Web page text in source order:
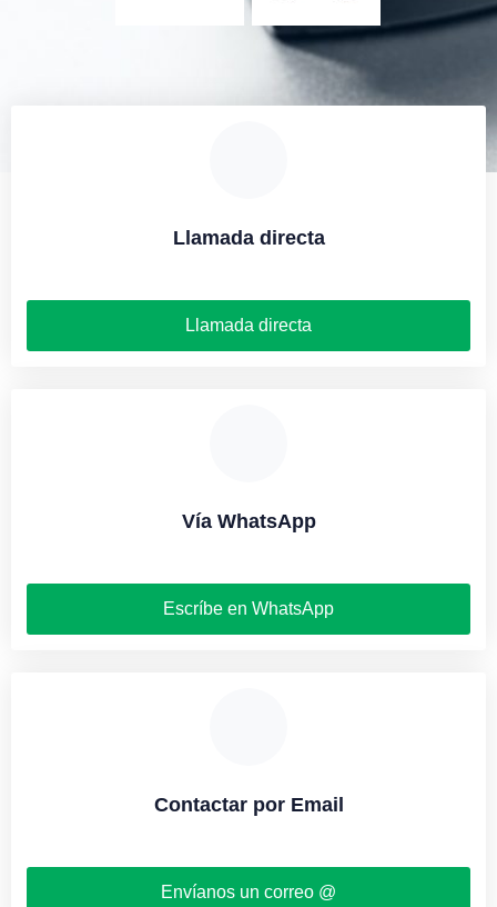
Llamada directa
Llamada directa
Vía WhatsApp
Escríbe en WhatsApp
Contactar por Email
Envíanos un correo @